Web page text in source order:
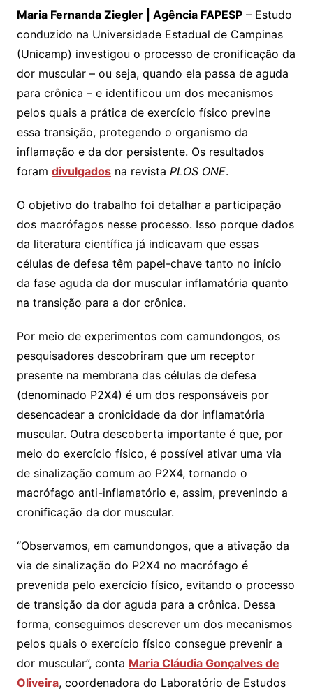
Maria Fernanda Ziegler | Agência FAPESP– Estudo
conduzido na Universidade Estadual de Campinas
(Unicamp) investigou o processo de cronificação da
dor muscular – ou seja, quando ela passa de aguda
para crônica – e identificou um dos mecanismos
pelos quais a prática de exercício físico previne
essa transição, protegendo o organismo da
inflamação e da dor persistente. Os resultados
foram divulgadosna revista PLOS ONE.
O objetivo do trabalho foi detalhar a participação
dos macrófagos nesse processo. Isso porque dados
da literatura científica já indicavam que essas
células de defesa têm papel-chave tanto no início
da fase aguda da dor muscular inflamatória quanto
na transição para a dor crônica.
Por meio de experimentos com camundongos, os
pesquisadores descobriram que um receptor
presente na membrana das células de defesa
(denominado P2X4) é um dos responsáveis por
desencadear a cronicidade da dor inflamatória
muscular. Outra descoberta importante é que, por
meio do exercício físico, é possível ativar uma via
de sinalização comum ao P2X4, tornando o
macrófago anti-inflamatório e, assim, prevenindo a
cronificação da dor muscular.
“Observamos, em camundongos, que a ativação da
via de sinalização do P2X4 no macrófago é
prevenida pelo exercício físico, evitando o processo
de transição da dor aguda para a crônica. Dessa
forma, conseguimos descrever um dos mecanismos
pelos quais o exercício físico consegue prevenir a
dor muscular”, conta Maria Cláudia Gonçalves de
Oliveira, coordenadora do Laboratório de Estudos